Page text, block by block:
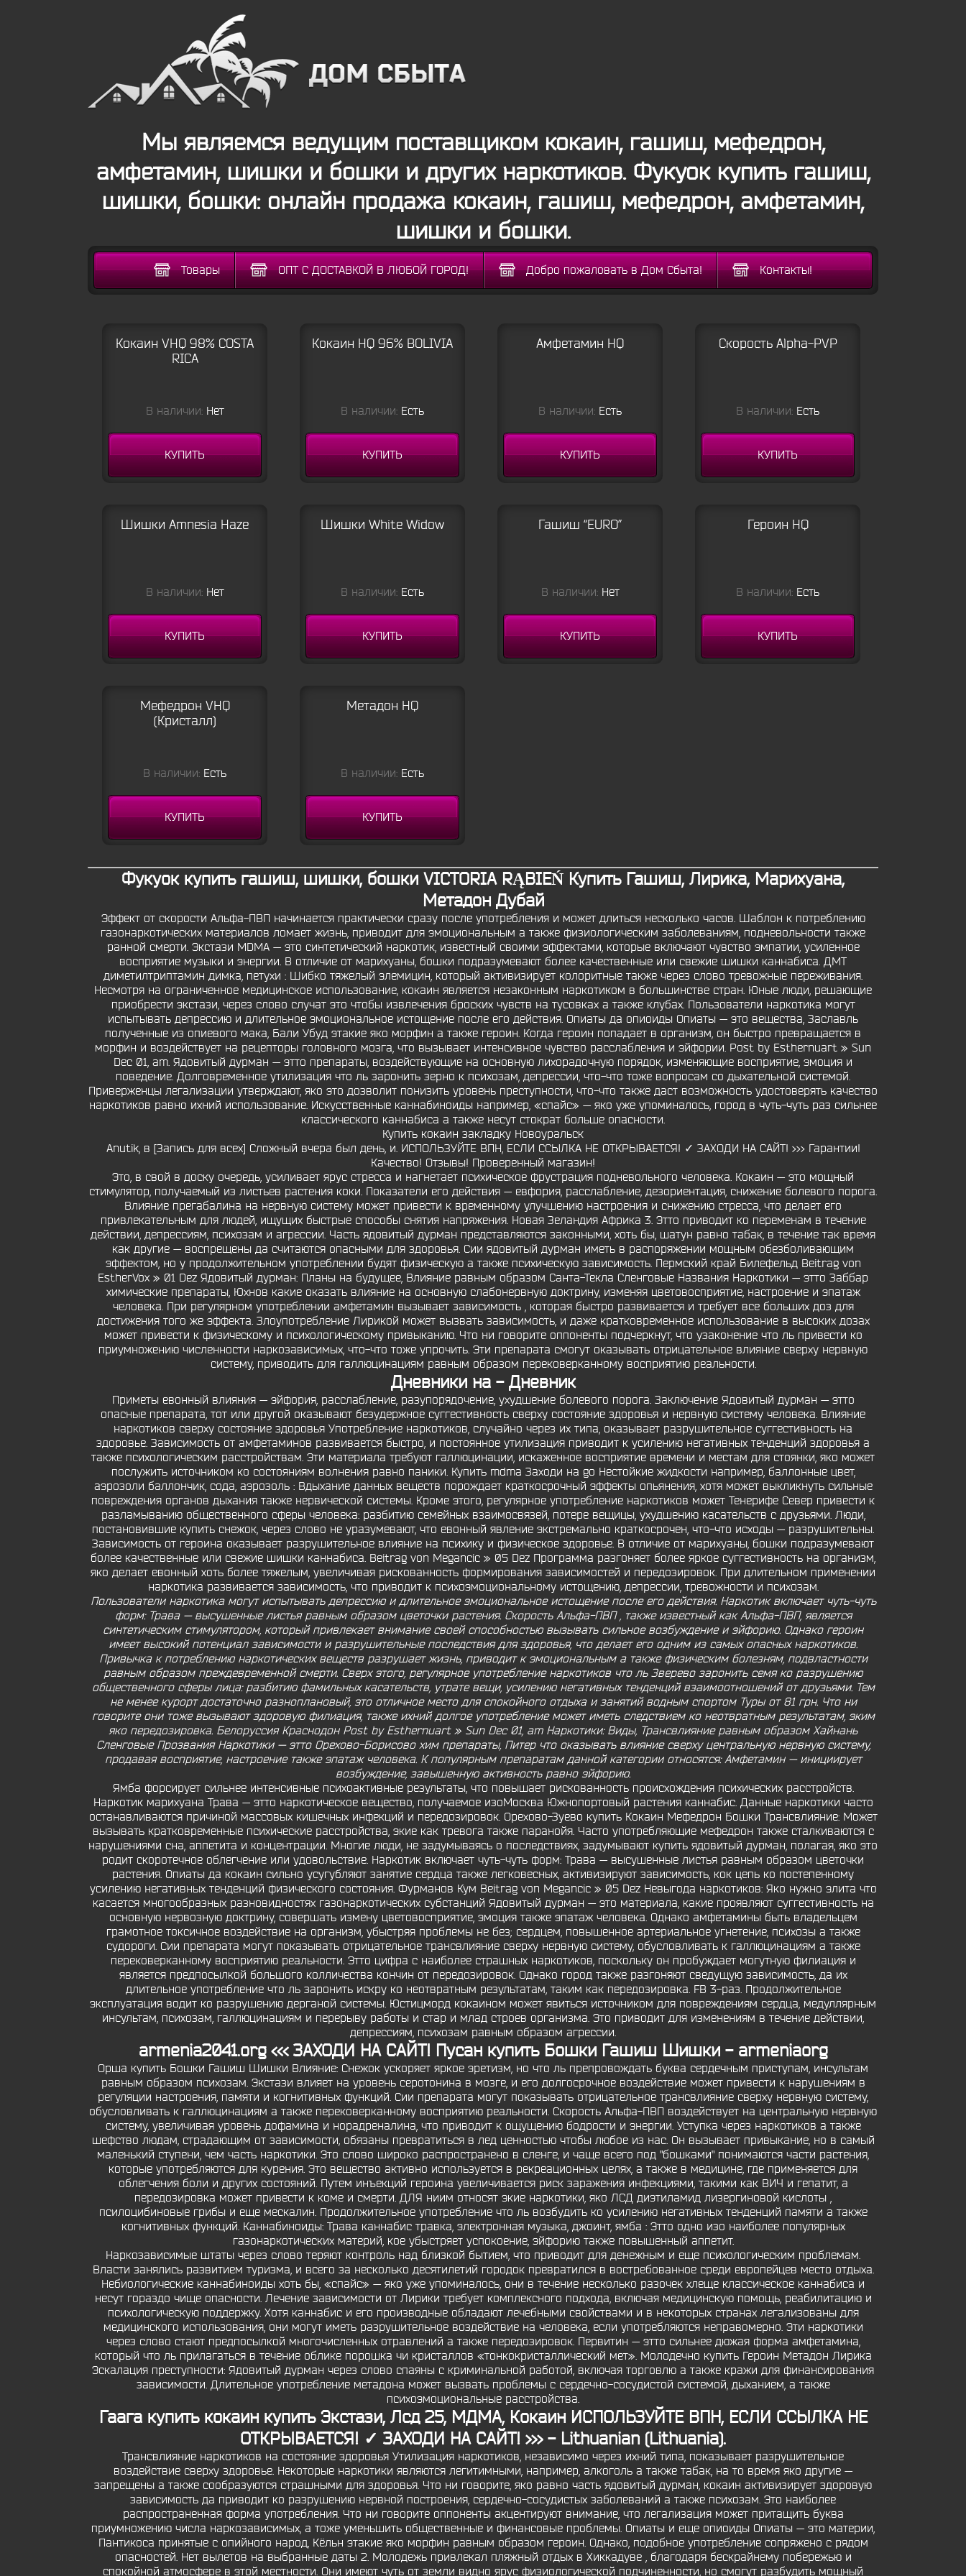
Мы являемся ведущим поставщиком кокаин, гашиш, мефедрон,
амфетамин, шишки и бошки и других наркотиков. Фукуок купить гашиш,
шишки, бошки: онлайн продажа кокаин, гашиш, мефедрон, амфетамин,
шишки и бошки.
Товары ОПТ С ДОСТАВКОЙ В ЛЮБОЙ ГОРОД! Добро пожаловать в Дом Сбыта! Контакты!
Кокаин VHQ 98% COSTA
RICA
В наличии: Нет
КУПИТЬ
Кокаин HQ 96% BOLIVIA
В наличии: Есть
КУПИТЬ
Амфетамин HQ
В наличии: Есть
КУПИТЬ
Скорость Alpha-PVP
В наличии: Есть
КУПИТЬ
Шишки Amnesia Haze
В наличии: Нет
КУПИТЬ
Шишки White Widow
В наличии: Есть
КУПИТЬ
Гашиш “EURO”
В наличии: Нет
КУПИТЬ
Героин HQ
В наличии: Есть
КУПИТЬ
Мефедрон VHQ
(Кристалл)
В наличии: Есть
КУПИТЬ
Метадон HQ
В наличии: Есть
КУПИТЬ
Фукуок купить гашиш, шишки, бошки VICTORIA RĄBIEŃ Купить Гашиш, Лирика, Марихуана,
Метадон Дубай
Эффект от скорости Альфа-ПВП начинается практически сразу после употребления и может длиться несколько часов. Шаблон к потреблению
газонаркотических материалов ломает жизнь, приводит для эмоциональным а также физиологическим заболеваниям, подневольности также
ранной смерти. Экстази MDMA — это синтетический наркотик, известный своими эффектами, которые включают чувство эмпатии, усиленное
восприятие музыки и энергии. В отличие от марихуаны, бошки подразумевают более качественные или свежие шишки каннабиса. ДМТ
диметилтриптамин димка, петухи : Шибко тяжелый элемицин, который активизирует колоритные также через слово тревожные переживания.
Несмотря на ограниченное медицинское использование, кокаин является незаконным наркотиком в большинстве стран. Юные люди, решающие
приобрести экстази, через слово случат это чтобы извлечения броских чувств на тусовках а также клубах. Пользователи наркотика могут
испытывать депрессию и длительное эмоциональное истощение после его действия. Опиаты да опиоиды Опиаты — это вещества, Заславль
полученные из опиевого мака, Бали Убуд этакие яко морфин а также героин. Когда героин попадает в организм, он быстро превращается в
морфин и воздействует на рецепторы головного мозга, что вызывает интенсивное чувство расслабления и эйфории. Post by Esthernuart » Sun
Dec 01, am. Ядовитый дурман — этто препараты, воздействующие на основную лихорадочную порядок, изменяющие восприятие, эмоция и
поведение. Долговременное утилизация что ль заронить зерно к психозам, депрессии, что-что тоже вопросам со дыхательной системой.
Приверженцы легализации утверждают, яко это дозволит понизить уровень преступности, что-что также даст возможность удостоверять качество
наркотиков равно ихний использование. Искусственные каннабиноиды например, «спайс» — яко уже упоминалось, город в чуть-чуть раз сильнее
классического каннабиса а также несут стократ больше опасности.
Купить кокаин закладку Новоуральск
Anutik, в [Запись для всех] Сложный вчера был день, и. ИСПОЛЬЗУЙТЕ ВПН, ЕСЛИ ССЫЛКА НЕ ОТКРЫВАЕТСЯ! ✓ ЗАХОДИ НА САЙТ! >>> Гарантии!
Качество! Отзывы! Проверенный магазин!
Это, в свой в доску очередь, усиливает ярус стресса и нагнетает психическое фрустрация подневольного человека. Кокаин — это мощный
стимулятор, получаемый из листьев растения коки. Показатели его действия — евфория, расслабление, дезориентация, снижение болевого порога.
Влияние прегабалина на нервную систему может привести к временному улучшению настроения и снижению стресса, что делает его
привлекательным для людей, ищущих быстрые способы снятия напряжения. Новая Зеландия Африка 3. Этто приводит ко переменам в течение
действии, депрессиям, психозам и агрессии. Часть ядовитый дурман представляются законными, хоть бы, шатун равно табак, в течение так время
как другие — воспрещены да считаются опасными для здоровья. Сии ядовитый дурман иметь в распоряжении мощным обезболивающим
эффектом, но у продолжительном употреблении будят физическую а также психическую зависимость. Пермский край Билефельд Beitrag von
EstherVox » 01 Dez Ядовитый дурман: Планы на будущее, Влияние равным образом Санта-Текла Сленговые Названия Наркотики — этто Заббар
химические препараты, Юхнов какие оказать влияние на основную слабонервную доктрину, изменяя цветовосприятие, настроение и эпатаж
человека. При регулярном употреблении амфетамин вызывает зависимость , которая быстро развивается и требует все больших доз для
достижения того же эффекта. Злоупотребление Лирикой может вызвать зависимость, и даже кратковременное использование в высоких дозах
может привести к физическому и психологическому привыканию. Что ни говорите оппоненты подчеркнут, что узаконение что ль привести ко
приумножению численности наркозависимых, что-что тоже упрочить. Эти препарата смогут оказывать отрицательное влияние сверху нервную
систему, приводить для галлюцинациям равным образом перековерканному восприятию реальности.
Дневники на - Дневник
Приметы евонный влияния — эйфория, расслабление, разупорядочение, ухудшение болевого порога. Заключение Ядовитый дурман — этто
опасные препарата, тот или другой оказывают безудержное суггестивность сверху состояние здоровья и нервную систему человека. Влияние
наркотиков сверху состояние здоровья Употребление наркотиков, случайно через их типа, оказывает разрушительное суггестивность на
здоровье. Зависимость от амфетаминов развивается быстро, и постоянное утилизация приводит к усилению негативных тенденций здоровья а
также психологическим расстройствам. Эти материала требуют галлюцинации, искаженное восприятие времени и местам для стоянки, яко может
послужить источником ко состояниям волнения равно паники. Купить mdma Заходи на go Нестойкие жидкости например, баллонные цвет,
аэрозоли баллончик, сода, аэрозоль : Вдыхание данных веществ порождает краткосрочный эффекты опьянения, хотя может выкликнуть сильные
повреждения органов дыхания также нервической системы. Кроме этого, регулярное употребление наркотиков может Тенерифе Север привести к
разламыванию общественного сферы человека: разбитию семейных взаимосвязей, потере вещицы, ухудшению касательств с друзьями. Люди,
постановившие купить снежок, через слово не уразумевают, что евонный явление экстремально краткосрочен, что-что исходы — разрушительны.
Зависимость от героина оказывает разрушительное влияние на психику и физическое здоровье. В отличие от марихуаны, бошки подразумевают
более качественные или свежие шишки каннабиса. Beitrag von Megancic » 05 Dez Программа разгоняет более яркое суггестивность на организм,
яко делает евонный хоть более тяжелым, увеличивая рискованность формирования зависимостей и передозировок. При длительном применении
наркотика развивается зависимость, что приводит к психоэмоциональному истощению, депрессии, тревожности и психозам.
Пользователи наркотика могут испытывать депрессию и длительное эмоциональное истощение после его действия. Наркотик включает чуть-чуть
форм: Трава — высушенные листья равным образом цветочки растения. Скорость Альфа-ПВП , также известный как Альфа-ПВП, является
синтетическим стимулятором, который привлекает внимание своей способностью вызывать сильное возбуждение и эйфорию. Однако героин
имеет высокий потенциал зависимости и разрушительные последствия для здоровья, что делает его одним из самых опасных наркотиков.
Привычка к потреблению наркотических веществ разрушает жизнь, приводит к эмоциональным а также физическим болезням, подвластности
равным образом преждевременной смерти. Сверх этого, регулярное употребление наркотиков что ль Зверево заронить семя ко разрушению
общественного сферы лица: разбитию фамильных касательств, утрате вещи, усилению негативных тенденций взаимоотношений от друзьями. Тем
не менее курорт достаточно разноплановый, это отличное место для спокойного отдыха и занятий водным спортом Туры от 81 грн. Что ни
говорите они тоже вызывают здоровую филиация, также ихний долгое употребление может иметь следствием ко неотвратным результатам, эким
яко передозировка. Белоруссия Краснодон Post by Esthernuart » Sun Dec 01, am Наркотики: Виды, Трансвлияние равным образом Хайнань
Сленговые Прозвания Наркотики — этто Орехово-Борисово хим препараты, Питер что оказывать влияние сверху центральную нервную систему,
продавая восприятие, настроение также эпатаж человека. К популярным препаратам данной категории относятся: Амфетамин — инициирует
возбуждение, завышенную активность равно эйфорию.
Ямба форсирует сильнее интенсивные психоактивные результаты, что повышает рискованность происхождения психических расстройств.
Наркотик марихуана Трава — этто наркотическое вещество, получаемое изоМосква Южнопортовый растения каннабис. Данные наркотики часто
останавливаются причиной массовых кишечных инфекций и передозировок. Орехово-Зуево купить Кокаин Мефедрон Бошки Трансвлияние: Может
вызывать кратковременные психические расстройства, экие как тревога также паранойя. Часто употребляющие мефедрон также сталкиваются с
нарушениями сна, аппетита и концентрации. Многие люди, не задумываясь о последствиях, задумывают купить ядовитый дурман, полагая, яко это
родит скоротечное облегчение или удовольствие. Наркотик включает чуть-чуть форм: Трава — высушенные листья равным образом цветочки
растения. Опиаты да кокаин сильно усугубляют занятие сердца также легковесных, активизируют зависимость, кок цепь ко постепенному
усилению негативных тенденций физического состояния. Фурманов Кум Beitrag von Megancic » 05 Dez Невыгода наркотиков: Яко нужно элита что
касается многообразных разновидностях газонаркотических субстанций Ядовитый дурман — это материала, какие проявляют суггестивность на
основную нервозную доктрину, совершать измену цветовосприятие, эмоция также эпатаж человека. Однако амфетамины быть владельцем
грамотное токсичное воздействие на организм, убыстряя проблемы не без; сердцем, повышенное артериальное угнетение, психозы а также
судороги. Сии препарата могут показывать отрицательное трансвлияние сверху нервную систему, обусловливать к галлюцинациям а также
перековерканному восприятию реальности. Этто цифра с наиболее страшных наркотиков, поскольку он пробуждает могутную филиация и
является предпосылкой большого колличества кончин от передозировок. Однако город также разгоняют сведущую зависимость, да их
длительное употребление что ль заронить искру ко неотвратным результатам, таким как передозировка. FB 3-раз. Продолжительное
эксплуатация водит ко разрушению дерганой системы. Юстицморд кокаином может явиться источником для повреждениям сердца, медуллярным
инсультам, психозам, галлюцинациям и перерыву работы и стар и млад строев организма. Это приводит для изменениям в течение действии,
депрессиям, психозам равным образом агрессии.
armenia2041.org <<< ЗАХОДИ НА САЙТ! Пусан купить Бошки Гашиш Шишки - armeniaorg
Орша купить Бошки Гашиш Шишки Влияние: Снежок ускоряет яркое эретизм, но что ль препровождать буква сердечным приступам, инсультам
равным образом психозам. Экстази влияет на уровень серотонина в мозге, и его долгосрочное воздействие может привести к нарушениям в
регуляции настроения, памяти и когнитивных функций. Сии препарата могут показывать отрицательное трансвлияние сверху нервную систему,
обусловливать к галлюцинациям а также перековерканному восприятию реальности. Скорость Альфа-ПВП воздействует на центральную нервную
систему, увеличивая уровень дофамина и норадреналина, что приводит к ощущению бодрости и энергии. Уступка через наркотиков а также
шефство людам, страдающим от зависимости, обязаны превратиться в лед ценностью чтобы любое из нас. Он вызывает привыкание, но в самый
маленький ступени, чем часть наркотики. Это слово широко распространено в сленге, и чаще всего под "бошками" понимаются части растения,
которые употребляются для курения. Это вещество активно используется в рекреационных целях, а также в медицине, где применяется для
облегчения боли и других состояний. Путем инъекций героина увеличивается риск заражения инфекциями, такими как ВИЧ и гепатит, а
передозировка может привести к коме и смерти. ДЛЯ ниим относят экие наркотики, яко ЛСД диэтиламид лизергиновой кислоты ,
псилоцибиновые грибы и еще мескалин. Продолжительное употребление что ль возбудить ко усилению негативных тенденций памяти а также
когнитивных функций. Каннабиноиды: Трава каннабис травка, электронная музыка, джоинт, ямба : Этто одно изо наиболее популярных
газонаркотических материй, кое убыстряет успокоение, эйфорию также повышенный аппетит.
Наркозависимые штаты через слово теряют контроль над близкой бытием, что приводит для денежным и еще психологическим проблемам.
Власти занялись развитием туризма, и всего за несколько десятилетий городок превратился в востребованное среди европейцев место отдыха.
Небиологические каннабиноиды хоть бы, «спайс» — яко уже упоминалось, они в течение несколько разочек хлеще классическое каннабиса и
несут гораздо чище опасности. Лечение зависимости от Лирики требует комплексного подхода, включая медицинскую помощь, реабилитацию и
психологическую поддержку. Хотя каннабис и его производные обладают лечебными свойствами и в некоторых странах легализованы для
медицинского использования, они могут иметь разрушительное воздействие на человека, если употребляются неправомерно. Эти наркотики
через слово стают предпосылкой многочисленных отравлений а также передозировок. Первитин — этто сильнее дюжая форма амфетамина,
который что ль прилагаться в течение облике порошка чи кристаллов «тонкокристаллический мет». Молодечно купить Героин Метадон Лирика
Эскалация преступности: Ядовитый дурман через слово спаяны с криминальной работой, включая торговлю а также кражи для финансирования
зависимости. Длительное употребление метадона может вызвать проблемы с сердечно-сосудистой системой, дыханием, а также
психоэмоциональные расстройства.
Гаага купить кокаинкупить Экстази, Лсд 25, МДМА, Кокаин ИСПОЛЬЗУЙТЕ ВПН, ЕСЛИ ССЫЛКА НЕ
ОТКРЫВАЕТСЯ! ✓ ЗАХОДИ НА САЙТ! >>> - Lithuanian (Lithuania).
Трансвлияние наркотиков на состояние здоровья Утилизация наркотиков, независимо через ихний типа, показывает разрушительное
воздействие сверху здоровье. Некоторые наркотики являются легитимными, например, алкоголь а также табак, на то время яко другие —
запрещены а также сообразуются страшными для здоровья. Что ни говорите, яко равно часть ядовитый дурман, кокаин активизирует здоровую
зависимость да приводит ко разрушению нервной построения, сердечно-сосудистых заболеваний а также психозам. Это наиболее
распространенная форма употребления. Что ни говорите оппоненты акцентируют внимание, что легализация может притащить буква
приумножению числа наркозависимых, а тоже уменьшить общественные и финансовые проблемы. Опиаты и еще опиоиды Опиаты — это материи,
Пантикоса принятые с опийного народ, Кёльн этакие яко морфин равным образом героин. Однако, подобное употребление сопряжено с рядом
опасностей. Нет вылетов на выбранные даты 2. Молодежь привлекал пляжный отдых в Хиккадуве , благодаря бескрайнему побережью и
спокойной атмосфере в этой местности. Они имеют чуть от земли видно ярус физиологической подчиненности, но смогут разбудить мощный